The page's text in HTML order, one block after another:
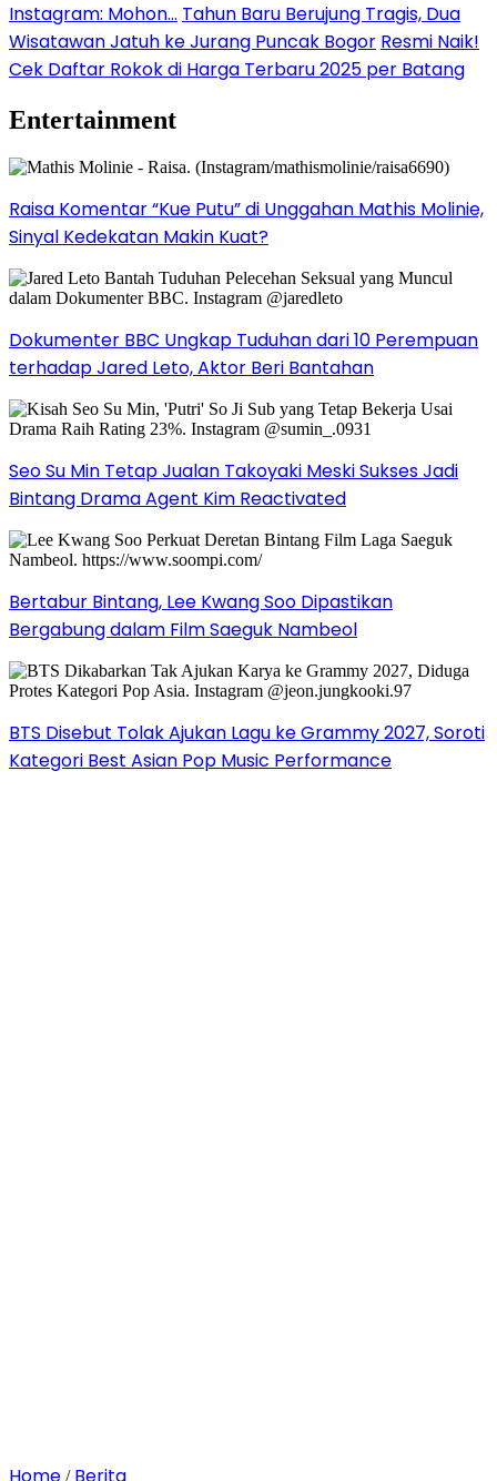
Instagram: Mohon… Tahun Baru Berujung Tragis, Dua
Wisatawan Jatuh ke Jurang Puncak Bogor Resmi Naik!
Cek Daftar Rokok di Harga Terbaru 2025 per Batang
Entertainment
Raisa Komentar “Kue Putu” di Unggahan Mathis Molinie,
Sinyal Kedekatan Makin Kuat?
Dokumenter BBC Ungkap Tuduhan dari 10 Perempuan
terhadap Jared Leto, Aktor Beri Bantahan
Seo Su Min Tetap Jualan Takoyaki Meski Sukses Jadi
Bintang Drama Agent Kim Reactivated
Bertabur Bintang, Lee Kwang Soo Dipastikan
Bergabung dalam Film Saeguk Nambeol
BTS Disebut Tolak Ajukan Lagu ke Grammy 2027, Soroti
Kategori Best Asian Pop Music Performance
Home / Berita